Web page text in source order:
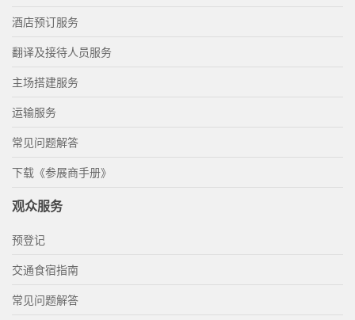
酒店预订服务
翻译及接待人员服务
主场搭建服务
运输服务
常见问题解答
下载《参展商手册》
观众服务
预登记
交通食宿指南
常见问题解答